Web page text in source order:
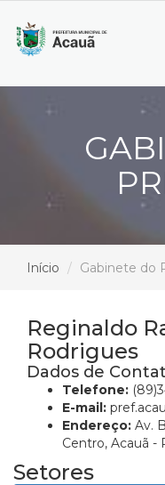
Início Gabinete do
Reginaldo
Rodrigues
Dados de
Telefone:
E-mail:
Endereço: Av.
Centro, Acauã -
Setores